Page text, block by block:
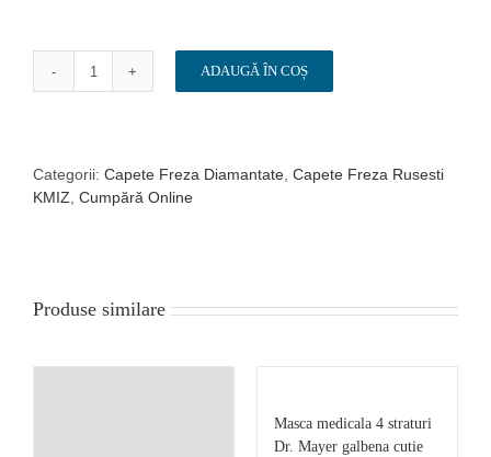
Cantitate
Diamantat
Flacara
ADAUGĂ ÎN COȘ
Categorii: Capete Freza Diamantate, Capete Freza Rusesti
KMIZ, Cumpără Online
Produse similare
Masca medicala 4 straturi
Dr. Mayer galbena cutie